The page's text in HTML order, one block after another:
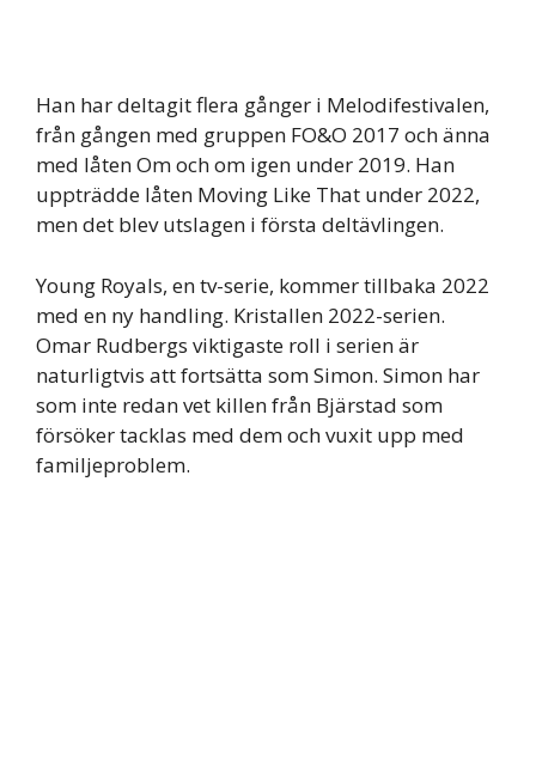
Han har deltagit flera gånger i Melodifestivalen,
från gången med gruppen FO&O 2017 och änna
med låten Om och om igen under 2019. Han
uppträdde låten Moving Like That under 2022,
men det blev utslagen i första deltävlingen.
Young Royals, en tv-serie, kommer tillbaka 2022
med en ny handling. Kristallen 2022-serien.
Omar Rudbergs viktigaste roll i serien är
naturligtvis att fortsätta som Simon. Simon har
som inte redan vet killen från Bjärstad som
försöker tacklas med dem och vuxit upp med
familjeproblem.